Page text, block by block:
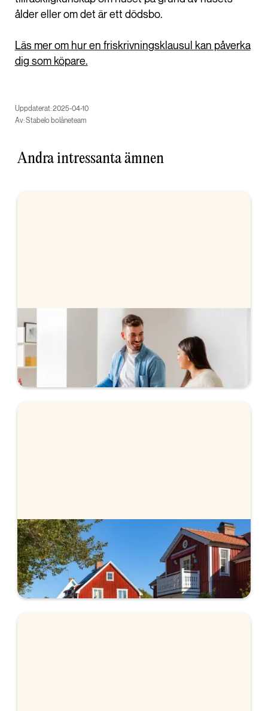
ålder eller om det är ett dödsbo.
Läs mer om hur en friskrivningsklausul kan påverka
dig som köpare.
Uppdaterat: 2025-04-10
Av: Stabelo bolåneteam
Andra intressanta ämnen
Bolån när du köper bostad
Vi hjälper dig med bolånet när du köper bostad.
Ansök helt digitalt och få svar direkt.
Ska du köpa hus?
Lär dig mer om vad som är viktigt att tänka på
när du ska köpa hus.